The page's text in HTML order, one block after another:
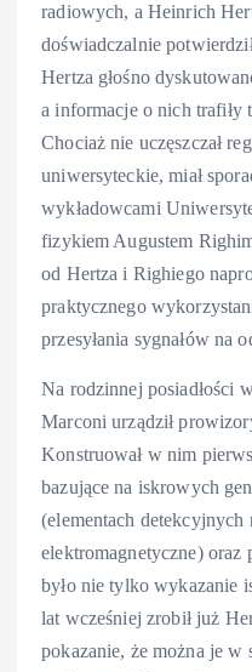
radiowych, a Heinrich
doświadczalnie
Hertza głośno
a informacje o nich trafiły
Chociaż nie uczęszczał
uniwersyteckie, miał
wykładowcami
fizykiem Augustem
od Hertza i Righiego
praktycznego
przesyłania sygnałów na
Na rodzinnej posiadłości
Marconi urządził
Konstruował w nim
bazujące na iskrowych
(elementach detekcyjnych
elektromagnetyczne) oraz
było nie tylko wykazanie
lat wcześniej zrobił już
pokazanie, że można je w